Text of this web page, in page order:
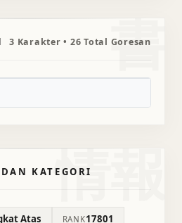
書
3 Karakter • 26 Total Goresan
情報
KATEGORI
Atas RANK17801